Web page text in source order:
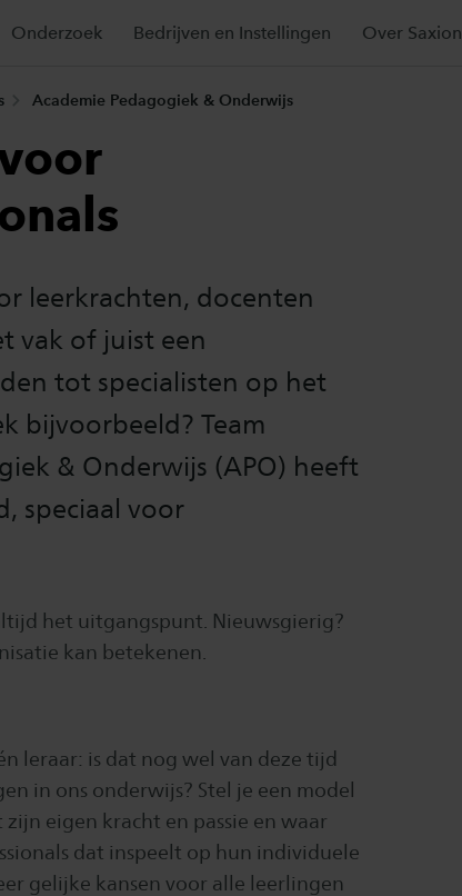
Onderzoek Bedrijven en Instellingen Over Saxion
Academie Pedagogiek & Onderwijs
leerkrachten, docenten
vak of juist een
tot specialisten op het
bijvoorbeeld? Team
& Onderwijs (APO) heeft
speciaal voor
het uitgangspunt. Nieuwsgierig?
kan betekenen.
leraar: is dat nog wel van deze tijd
in ons onderwijs? Stel je een model
eigen kracht en passie en waar
dat inspeelt op hun individuele
gelijke kansen voor alle leerlingen